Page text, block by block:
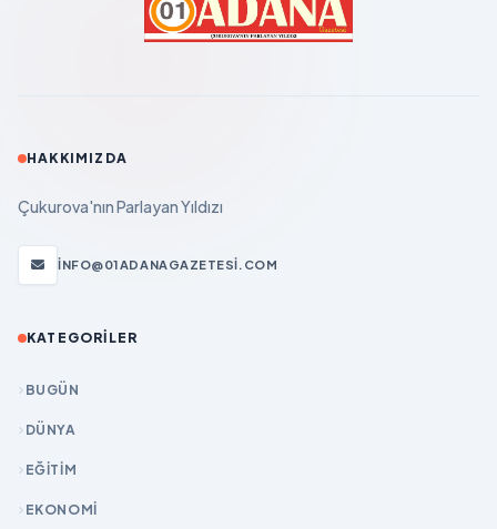
HAKKIMIZDA
Çukurova'nın Parlayan Yıldızı
INFO@01ADANAGAZETESI.COM
KATEGORILER
BUGÜN
DÜNYA
EĞİTİM
EKONOMİ